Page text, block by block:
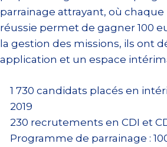
parrainage attrayant, où
réussie permet de gagner 100
la gestion des missions, ils ont
application et un espace
1 730 candidats placés en
2019
230 recrutements en CDI et
Programme de parrainage :